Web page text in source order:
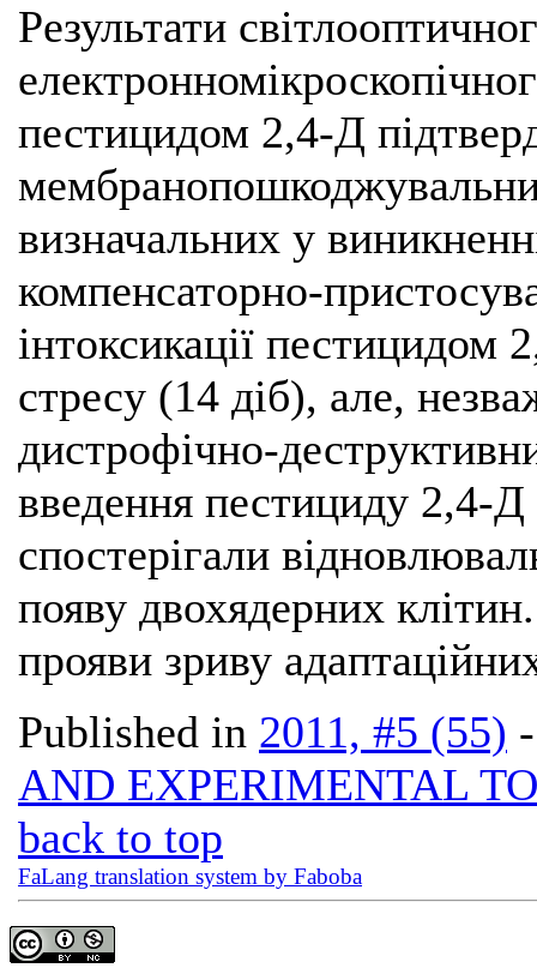
Результати
пестицидом 2,4-Д
визначальних у
компенсаторно-
інтоксикації пестицидом
стресу (14 діб), але,
дистрофічно-
введення пестициду 2,4-
спостерігали
появу двохядерних
прояви зриву
Published in 2011, #5 (55)
AND EXPERIMENTAL
back to top
FaLang translation system by Faboba